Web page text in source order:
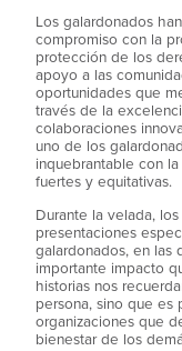
Los galardonados
compromiso con la
protección de los
apoyo a las
oportunidades que
través de la
colaboraciones
uno de los
inquebrantable con
fuertes y equitativas.
Durante la velada,
presentaciones
galardonados, en las
importante impacto
historias nos
persona, sino que es
organizaciones que
bienestar de los